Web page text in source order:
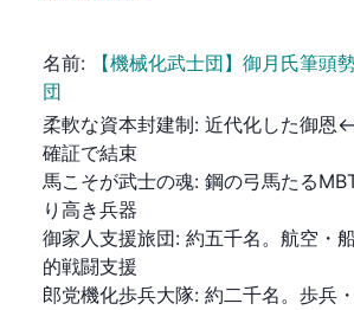
名前:
【機械化武士団】御月氏筆頭
団
柔軟な資本封建制: 近代化した御恩
確証で結束
馬こそが武士の魂: 鋼の弓馬たる
り高き兵器
御家人支援旅団: 約五千名。航空・
的戦闘支援
郎党機化歩兵大隊: 約二千名。歩兵